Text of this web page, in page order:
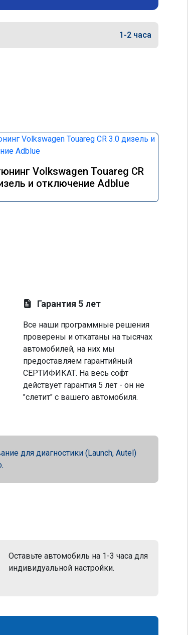
1-2 часа
Volkswagen Touareg CR
и отключение Adblue
Гарантия 5 лет
Все наши программные решения
проверены и откатаны на тысячах
автомобилей, на них мы
предоставляем гарантийный
СЕРТИФИКАТ. На весь софт
действует гарантия 5 лет - он не
"слетит" с вашего автомобиля.
для диагностики (Launch, Autel)
Оставьте автомобиль на 1-3 часа для
индивидуальной настройки.